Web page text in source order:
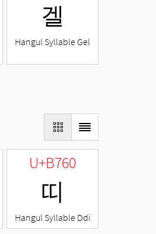
겔
Hangul Syllable Gel
U+B760
띠
Hangul Syllable Ddi